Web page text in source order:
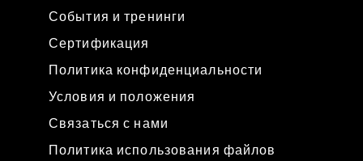
События и тренинги
Сертификация
Политика конфиденциальности
Условия и положения
Связаться с нами
Политика использования файлов